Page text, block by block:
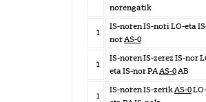
norengatik
1
IS-noren IS-nori LO-eta
norAS-0
1
IS-noren IS-zerez IS-nor
eta IS-nor PAAS-0AB
1
IS-noren IS-zerikAS-0LO-